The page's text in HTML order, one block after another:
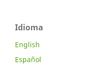
Idioma
English
Español